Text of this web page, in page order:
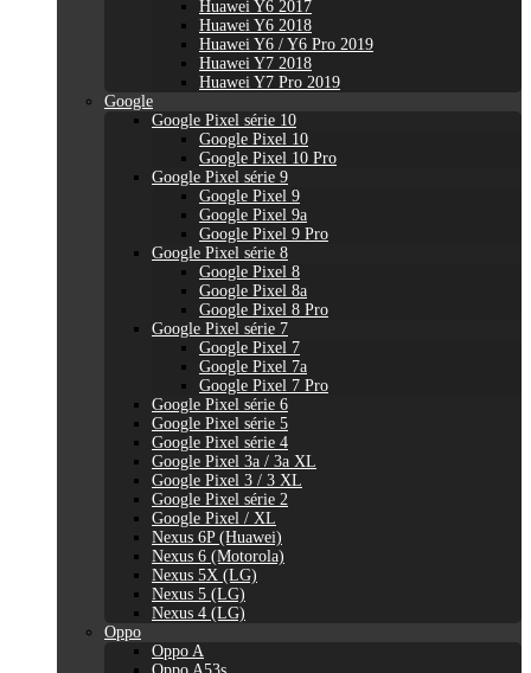
Huawei Y6 2017
Huawei Y6 2018
Huawei Y6 / Y6 Pro 2019
Huawei Y7 2018
Huawei Y7 Pro 2019
Google
Google Pixel série 10
Google Pixel 10
Google Pixel 10 Pro
Google Pixel série 9
Google Pixel 9
Google Pixel 9a
Google Pixel 9 Pro
Google Pixel série 8
Google Pixel 8
Google Pixel 8a
Google Pixel 8 Pro
Google Pixel série 7
Google Pixel 7
Google Pixel 7a
Google Pixel 7 Pro
Google Pixel série 6
Google Pixel série 5
Google Pixel série 4
Google Pixel 3a / 3a XL
Google Pixel 3 / 3 XL
Google Pixel série 2
Google Pixel / XL
Nexus 6P (Huawei)
Nexus 6 (Motorola)
Nexus 5X (LG)
Nexus 5 (LG)
Nexus 4 (LG)
Oppo
Oppo A